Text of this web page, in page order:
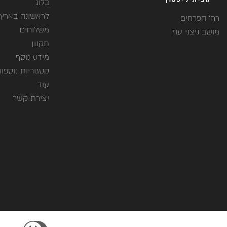
רח' הפרחים
מושב ניצני עוז
בלוג
לראשונה בארץ
משלוחים
תקנון
מידע נוסף
קטגוריות
עוד
יצירת קשר